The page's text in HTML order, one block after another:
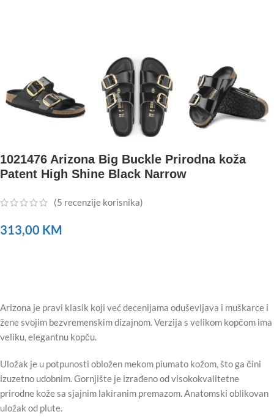
1021476 Arizona Big Buckle Prirodna koža
Patent High Shine Black Narrow
(5 recenzije korisnika)
313,00 KM
Arizona je pravi klasik koji već decenijama oduševljava i muškarce i
žene svojim bezvremenskim dizajnom. Verzija s velikom kopčom ima
veliku, elegantnu kopču.
Uložak je u potpunosti obložen mekom piumato kožom, što ga čini
izuzetno udobnim. Gornjište je izrađeno od visokokvalitetne
prirodne kože sa sjajnim lakiranim premazom. Anatomski oblikovan
uložak od plute.